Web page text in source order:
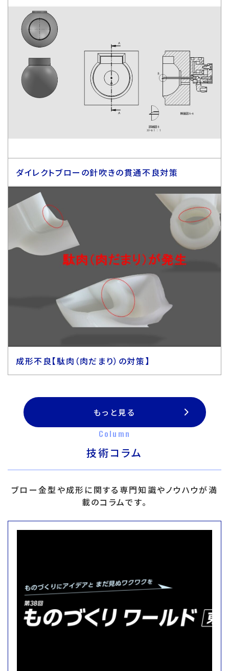
ダイレクトブローの針吹きの貫通不良対策
成形不良【駄肉（肉だまり）の対策】
もっと見る
Column
技術コラム
ブロー金型や成形に関する専門知識やノウハウが満
載のコラムです。